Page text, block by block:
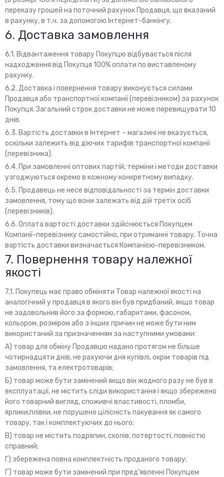
переказу грошей на поточний рахунок Продавця, що вказаний
в рахунку, в т.ч. за допомогою Інтернет-банкінгу.
6. Доставка замовлення
6.1. Відвантаження товару Покупцю відбувається після
надходження від Покупця 100% оплати по виставленому
рахунку.
6.2. Доставка і повернення товару виконується силами
Продавця або транспортної компанії (перевізником) за рахунок
Покупця. Загальний строк доставки не може перевищувати 10
днів.
6.3. Вартість доставки в Інтернет – магазині не вказується,
оскільки залежить від діючих тарифів транспортної компанії
(перевізника).
6.4. При замовленні оптових партій, терміни і методи доставки
узгоджуються окремо в кожному конкретному випадку.
6.5. Продавець не несе відповідальності за термін доставки
замовлення, тому що вони залежать від дій третіх осіб
(перевізників).
6.6. Оплата вартості доставки здійснюється Покупцем
Компанії-перевізнику самостійно, при отриманні товару. Точна
вартість доставки визначається Компанією-перевізником.
7. Повернення товару належної
якості
7.1. Покупець має право обміняти Товар належної якості на
аналогічний у продавця в якого він був придбаний, якщо товар
не задовольнив його за формою, габаритами, фасоном,
кольором, розміром або з інших причин не може бути ним
використаний за призначенням за наступними умовами:
А) товар для обміну Продавцю надано протягом не більше
чотирнадцяти днів, не рахуючи дня купівлі, окрім товарів під
замовлення, та електротоварів;
Б) товар може бути замінений якщо він жодного разу не був в
експлуатації, не містить сліди використання і якщо збережено
його товарний вигляд, споживчі властивості, пломби,
ярлики,плівки, не порушено цілісність пакування як самого
товару, так і комплектуючих до нього;
В) товар не містить подряпин, сколів, потертості, повністю
справний;
Г) збережена повна комплектність проданого товару;
Ґ) товар може бути замінений при пред’явленні Покупцем